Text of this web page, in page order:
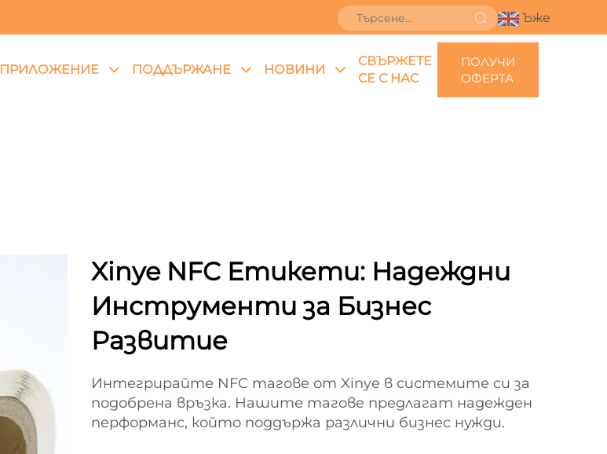
Ъже
ПРИЛОЖЕНИЕ ПОДДЪРЖАНЕ НОВИНИ
СВЪРЖЕТЕ
СЕ С НАС
ПОЛУЧИ
ОФЕРТА
Xinye NFC Етикети: Надеждни
Инструменти за Бизнес
Развитие
Интегрирайте NFC тагове от Xinye в системите си за
подобрена връзка. Нашите тагове предлагат надежден
перформанс, който поддържа различни бизнес нужди.